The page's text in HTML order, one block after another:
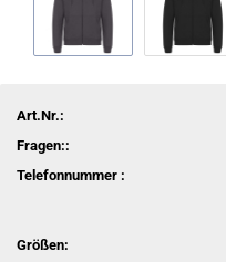
Art.Nr.:
Fragen::
Telefonnummer :
Größen: